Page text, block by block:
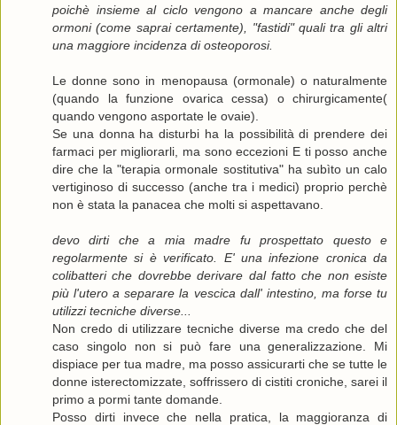
poichè insieme al ciclo vengono a mancare anche degli
ormoni (come saprai certamente), "fastidi" quali tra gli altri
una maggiore incidenza di osteoporosi.
Le donne sono in menopausa (ormonale) o naturalmente
(quando la funzione ovarica cessa) o chirurgicamente(
quando vengono asportate le ovaie).
Se una donna ha disturbi ha la possibilità di prendere dei
farmaci per migliorarli, ma sono eccezioni E ti posso anche
dire che la "terapia ormonale sostitutiva" ha subìto un calo
vertiginoso di successo (anche tra i medici) proprio perchè
non è stata la panacea che molti si aspettavano.
devo dirti che a mia madre fu prospettato questo e
regolarmente si è verificato. E' una infezione cronica da
colibatteri che dovrebbe derivare dal fatto che non esiste
più l'utero a separare la vescica dall' intestino, ma forse tu
utilizzi tecniche diverse...
Non credo di utilizzare tecniche diverse ma credo che del
caso singolo non si può fare una generalizzazione. Mi
dispiace per tua madre, ma posso assicurarti che se tutte le
donne isterectomizzate, soffrissero di cistiti croniche, sarei il
primo a pormi tante domande.
Posso dirti invece che nella pratica, la maggioranza di